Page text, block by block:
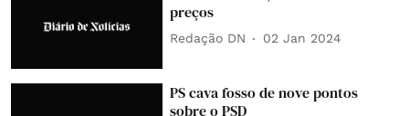
preços
Redação DN 02 Jan 2024
PS cava fosso de nove pontos
sobre o PSD